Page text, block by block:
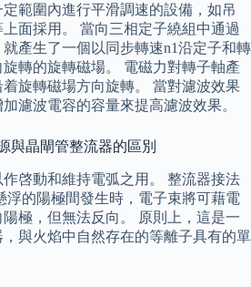
範圍內進行平滑調速的設備，如吊
面採用。 當向三相定子繞組中通過
產生了一個以同步轉速n1沿定子和轉
轉的旋轉磁場。 電磁力對轉子軸產
旋轉磁場方向旋轉。 當對濾波效果
濾波電容的容量來提高濾波效果。
與晶閘管整流器的區別
啓動和維持電弧之用。 整流器接法
浮的陽極間發生時，電子束將可藉電
極，但無法反向。 原則上，這是一
與火焰中自然存在的等離子具有的單